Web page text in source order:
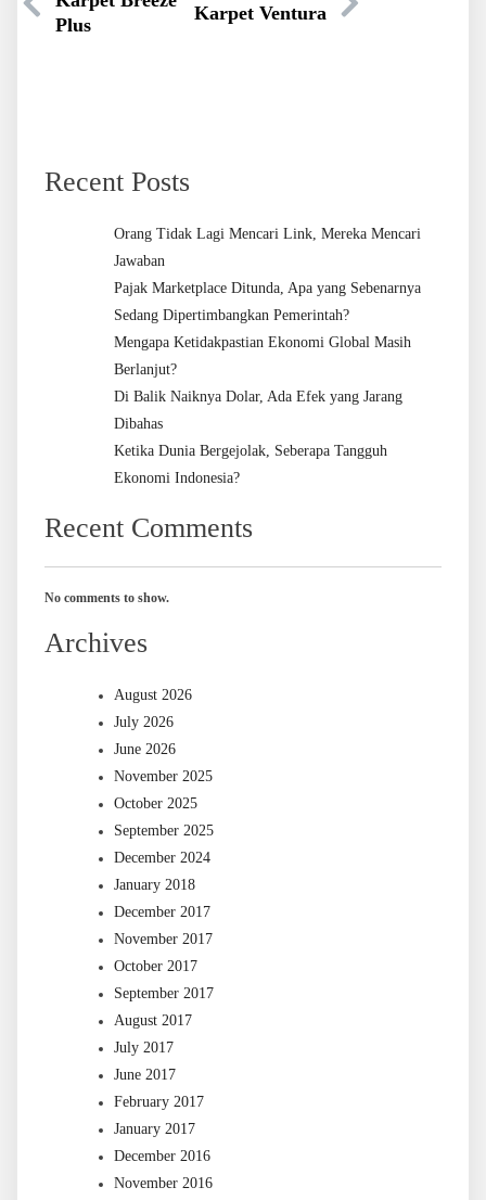
Plus
Karpet Ventura
Recent Posts
Orang Tidak Lagi Mencari Link, Mereka Mencari
Jawaban
Pajak Marketplace Ditunda, Apa yang Sebenarnya
Sedang Dipertimbangkan Pemerintah?
Mengapa Ketidakpastian Ekonomi Global Masih
Berlanjut?
Di Balik Naiknya Dolar, Ada Efek yang Jarang
Dibahas
Ketika Dunia Bergejolak, Seberapa Tangguh
Ekonomi Indonesia?
Recent Comments
No comments to show.
Archives
August 2026
July 2026
June 2026
November 2025
October 2025
September 2025
December 2024
January 2018
December 2017
November 2017
October 2017
September 2017
August 2017
July 2017
June 2017
February 2017
January 2017
December 2016
November 2016